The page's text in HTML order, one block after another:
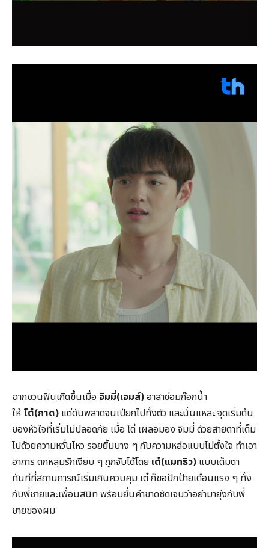
ฉากชวนฟินเกิดขึ้นเมื่อ จิมมี่(เจมส์)อาสาซ่อมก๊อกน้ำ
ให้ โต๋(กาด) แต่ดันพลาดจนเปียกไปทั้งตัว และนั่นแหละ จุดเริ่มต้น
ของหัวใจที่เริ่มไม่ปลอดภัย เมื่อ โต๋ เผลอมอง จิมมี่ ด้วยสายตาที่เต็ม
ไปด้วยความหวั่นไหว รอยยิ้มบาง ๆ กับความหล่อแบบไม่ตั้งใจ ทำเอา
อาการ ตกหลุมรักเงียบ ๆ ถูกจับได้โดย เต๋(แมทธิว) แบบเต็มตา
ทันทีที่สถานการณ์เริ่มเกินควบคุม เต๋ ก็ขอปักป้ายเตือนแรง ๆ ทั้ง
กับพี่ชายและเพื่อนสนิท พร้อมยื่นคำขาดชัดเจนว่าอย่ามายุ่งกับพี่
ชายของผม